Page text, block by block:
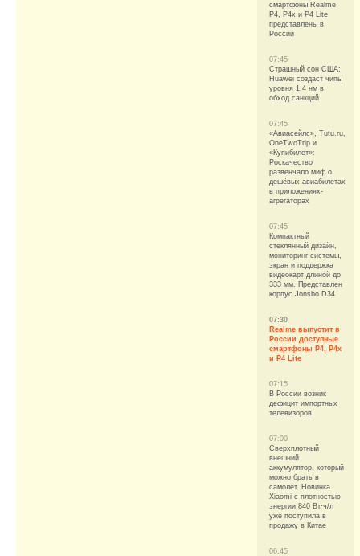
смартфоны Realme
P4, P4x и P4 Lite
представлены в
России
07:45
Страшный сон США:
Huawei создаст чипы
уровня 1,4 нм в
обход санкций
07:45
«Авиасейлс», Tutu.ru,
OneTwoTrip и
«Купибилет»:
Роскачество
развенчало миф о
дешёвых авиабилетах
в приложениях-
агрегаторах
07:45
Компактный
стеклянный дизайн,
мониторинг системы,
экран и поддержка
видеокарт длиной до
333 мм. Представлен
корпус Jonsbo D34
07:30
Realme выпустит в
России доступные
смартфоны P4, P4x
и P4 Lite
07:15
В России возник
дефицит импортных
телевизоров
07:00
Сверхплотный
внешний
аккумулятор, который
можно брать в
самолёт. Новинка
Xiaomi с плотностью
энергии 840 Вт·ч/л
уже поступила в
продажу в Китае
06:45